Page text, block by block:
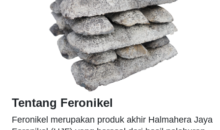
Tentang Feronikel
Feronikel merupakan produk akhir Halmahera Jaya